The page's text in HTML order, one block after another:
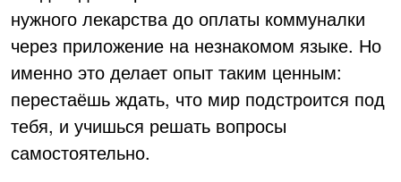
нужного лекарства до оплаты коммуналки
через приложение на незнакомом языке. Но
именно это делает опыт таким ценным:
перестаёшь ждать, что мир подстроится под
тебя, и учишься решать вопросы
самостоятельно.